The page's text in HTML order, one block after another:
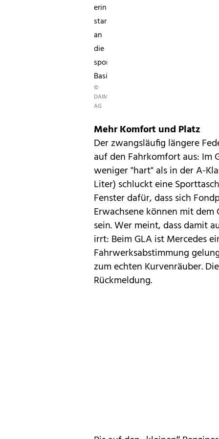
erinnern
stark
an
die
sportliche
Basis.
©
DAIMLER
AG
Mehr Komfort und Platz
Der zwangsläufig längere
auf den Fahrkomfort aus: Im
weniger "hart" als in der A-
Liter) schluckt eine
Fenster dafür, dass sich
Erwachsene können mit
sein. Wer meint, dass damit
irrt: Beim GLA ist Mercedes
Fahrwerksabstimmung
zum echten Kurvenräuber.
Rückmeldung.